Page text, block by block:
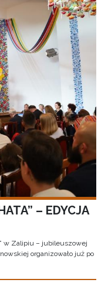
– EDYCJA
w Zalipiu – jubileuszowej
organizowało już po